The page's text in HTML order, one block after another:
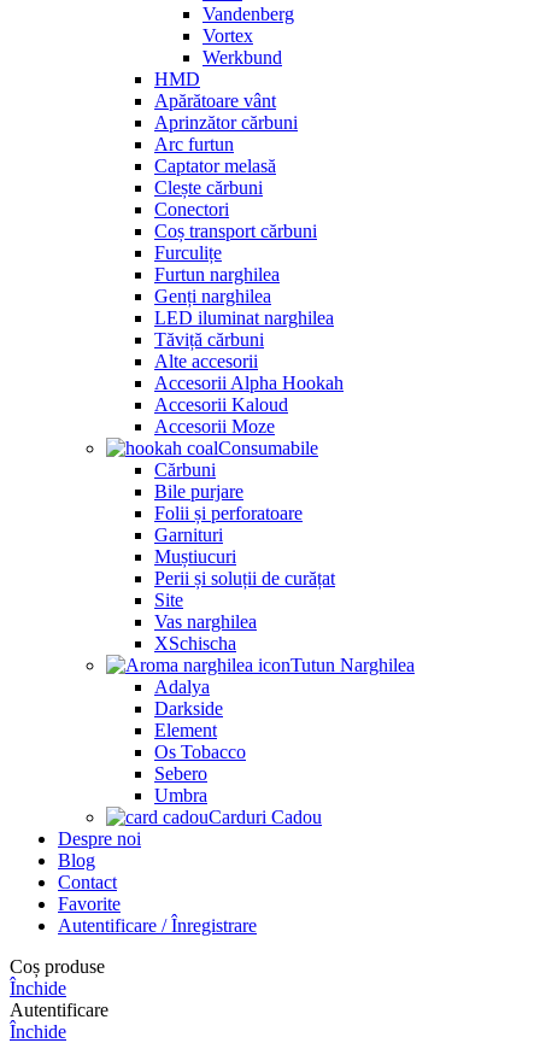
Vandenberg
Vortex
Werkbund
HMD
Apărătoare vânt
Aprinzător cărbuni
Arc furtun
Captator melasă
Clește cărbuni
Conectori
Coș transport cărbuni
Furculițe
Furtun narghilea
Genți narghilea
LED iluminat narghilea
Tăviță cărbuni
Alte accesorii
Accesorii Alpha Hookah
Accesorii Kaloud
Accesorii Moze
Consumabile
Cărbuni
Bile purjare
Folii și perforatoare
Garnituri
Muștiucuri
Perii și soluții de curățat
Site
Vas narghilea
XSchischa
Tutun Narghilea
Adalya
Darkside
Element
Os Tobacco
Sebero
Umbra
Carduri Cadou
Despre noi
Blog
Contact
Favorite
Autentificare / Înregistrare
Coș produse
Închide
Autentificare
Închide